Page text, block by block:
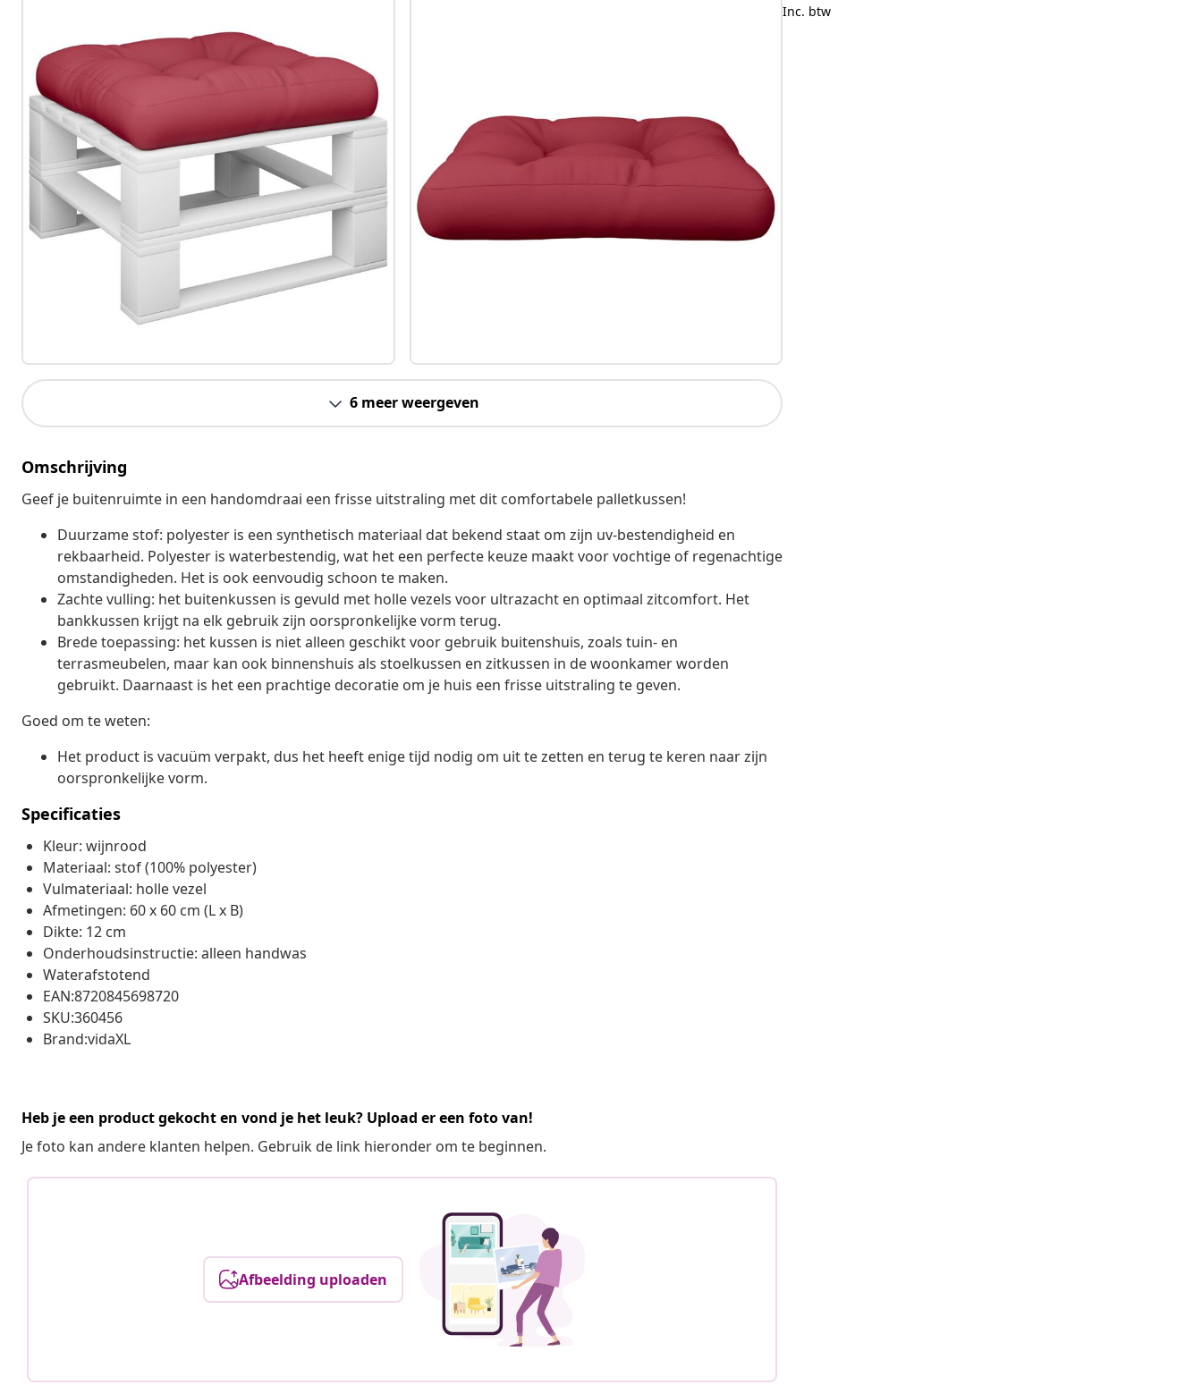
6 meer weergeven
Omschrijving
Geef je buitenruimte in een handomdraai een frisse uitstraling met dit comfortabele palletkussen!
Duurzame stof: polyester is een synthetisch materiaal dat bekend staat om zijn uv-bestendigheid en
rekbaarheid. Polyester is waterbestendig, wat het een perfecte keuze maakt voor vochtige of regenachtige
omstandigheden. Het is ook eenvoudig schoon te maken.
Zachte vulling: het buitenkussen is gevuld met holle vezels voor ultrazacht en optimaal zitcomfort. Het
bankkussen krijgt na elk gebruik zijn oorspronkelijke vorm terug.
Brede toepassing: het kussen is niet alleen geschikt voor gebruik buitenshuis, zoals tuin- en
terrasmeubelen, maar kan ook binnenshuis als stoelkussen en zitkussen in de woonkamer worden
gebruikt. Daarnaast is het een prachtige decoratie om je huis een frisse uitstraling te geven.
Goed om te weten:
Het product is vacuüm verpakt, dus het heeft enige tijd nodig om uit te zetten en terug te keren naar zijn
oorspronkelijke vorm.
Specificaties
Kleur: wijnrood
Materiaal: stof (100% polyester)
Vulmateriaal: holle vezel
Afmetingen: 60 x 60 cm (L x B)
Dikte: 12 cm
Onderhoudsinstructie: alleen handwas
Waterafstotend
EAN:8720845698720
SKU:360456
Brand:vidaXL
Heb je een product gekocht en vond je het leuk? Upload er een foto van!
Je foto kan andere klanten helpen. Gebruik de link hieronder om te beginnen.
Afbeelding uploaden
Inc. btw